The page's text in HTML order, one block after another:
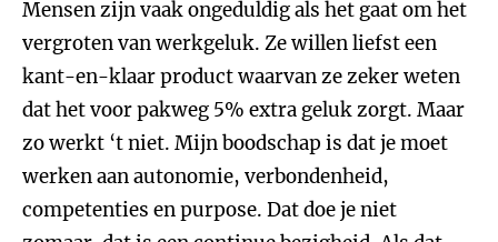
Mensen zijn vaak ongeduldig als het gaat om het
vergroten van werkgeluk. Ze willen liefst een
kant-en-klaar product waarvan ze zeker weten
dat het voor pakweg 5% extra geluk zorgt. Maar
zo werkt ‘t niet. Mijn boodschap is dat je moet
werken aan autonomie, verbondenheid,
competenties en purpose. Dat doe je niet